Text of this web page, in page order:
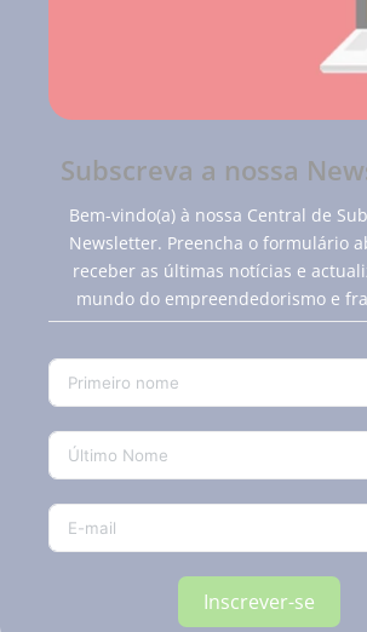
Subscreva a nossa
Bem-vindo(a) à nossa Central de
Newsletter. Preencha o formulário
receber as últimas notícias e
mundo do empreendedorismo e
Inscrever-se